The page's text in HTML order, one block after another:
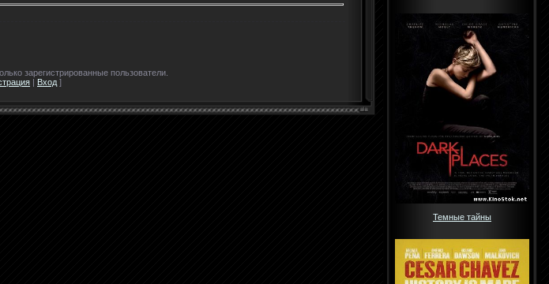
зарегистрированные пользователи.
| Вход ]
Темные тайны